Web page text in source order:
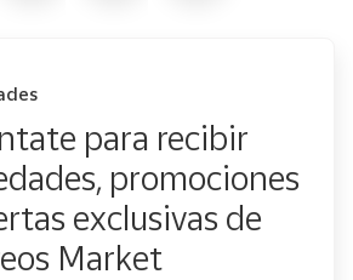
para recibir
promociones
exclusivas de
Market